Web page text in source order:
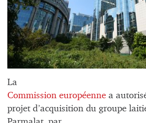
La
Commission européenne a
projet d’acquisition du groupe